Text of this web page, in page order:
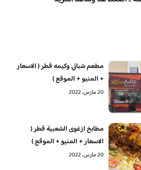
مطعم شباتي وكيمه قطر ( الاسعار
+ المنيو + الموقع )
20 مارس، 2022
مطابخ ازغوى الشعبية قطر (
الاسعار + المنيو + الموقع )
20 مارس، 2022